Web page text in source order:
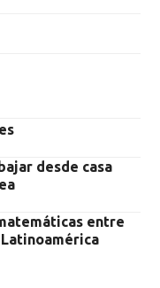
desde casa
entre